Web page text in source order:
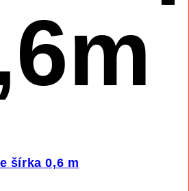
šírka 0,6 m